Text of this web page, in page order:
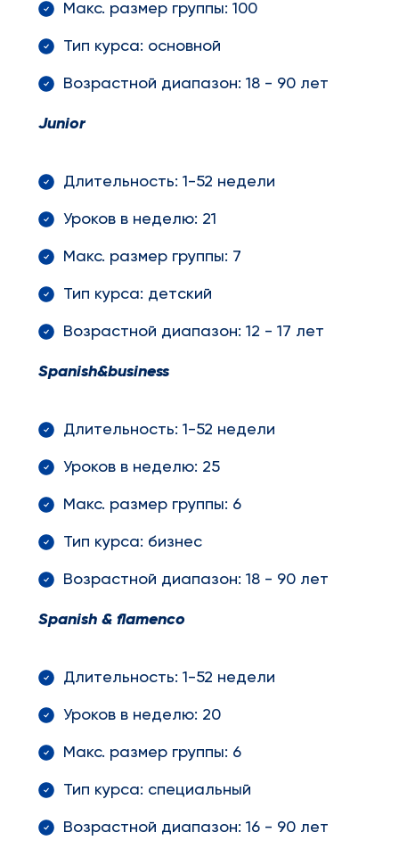
Макс. размер группы: 100
Тип курса: основной
Возрастной диапазон: 18 - 90 лет
Junior
Длительность: 1-52 недели
Уроков в неделю: 21
Макс. размер группы: 7
Тип курса: детский
Возрастной диапазон: 12 - 17 лет
Spanish&business
Длительность: 1-52 недели
Уроков в неделю: 25
Макс. размер группы: 6
Тип курса: бизнес
Возрастной диапазон: 18 - 90 лет
Spanish& flamenco
Длительность: 1-52 недели
Уроков в неделю: 20
Макс. размер группы: 6
Тип курса: специальный
Возрастной диапазон: 16 - 90 лет